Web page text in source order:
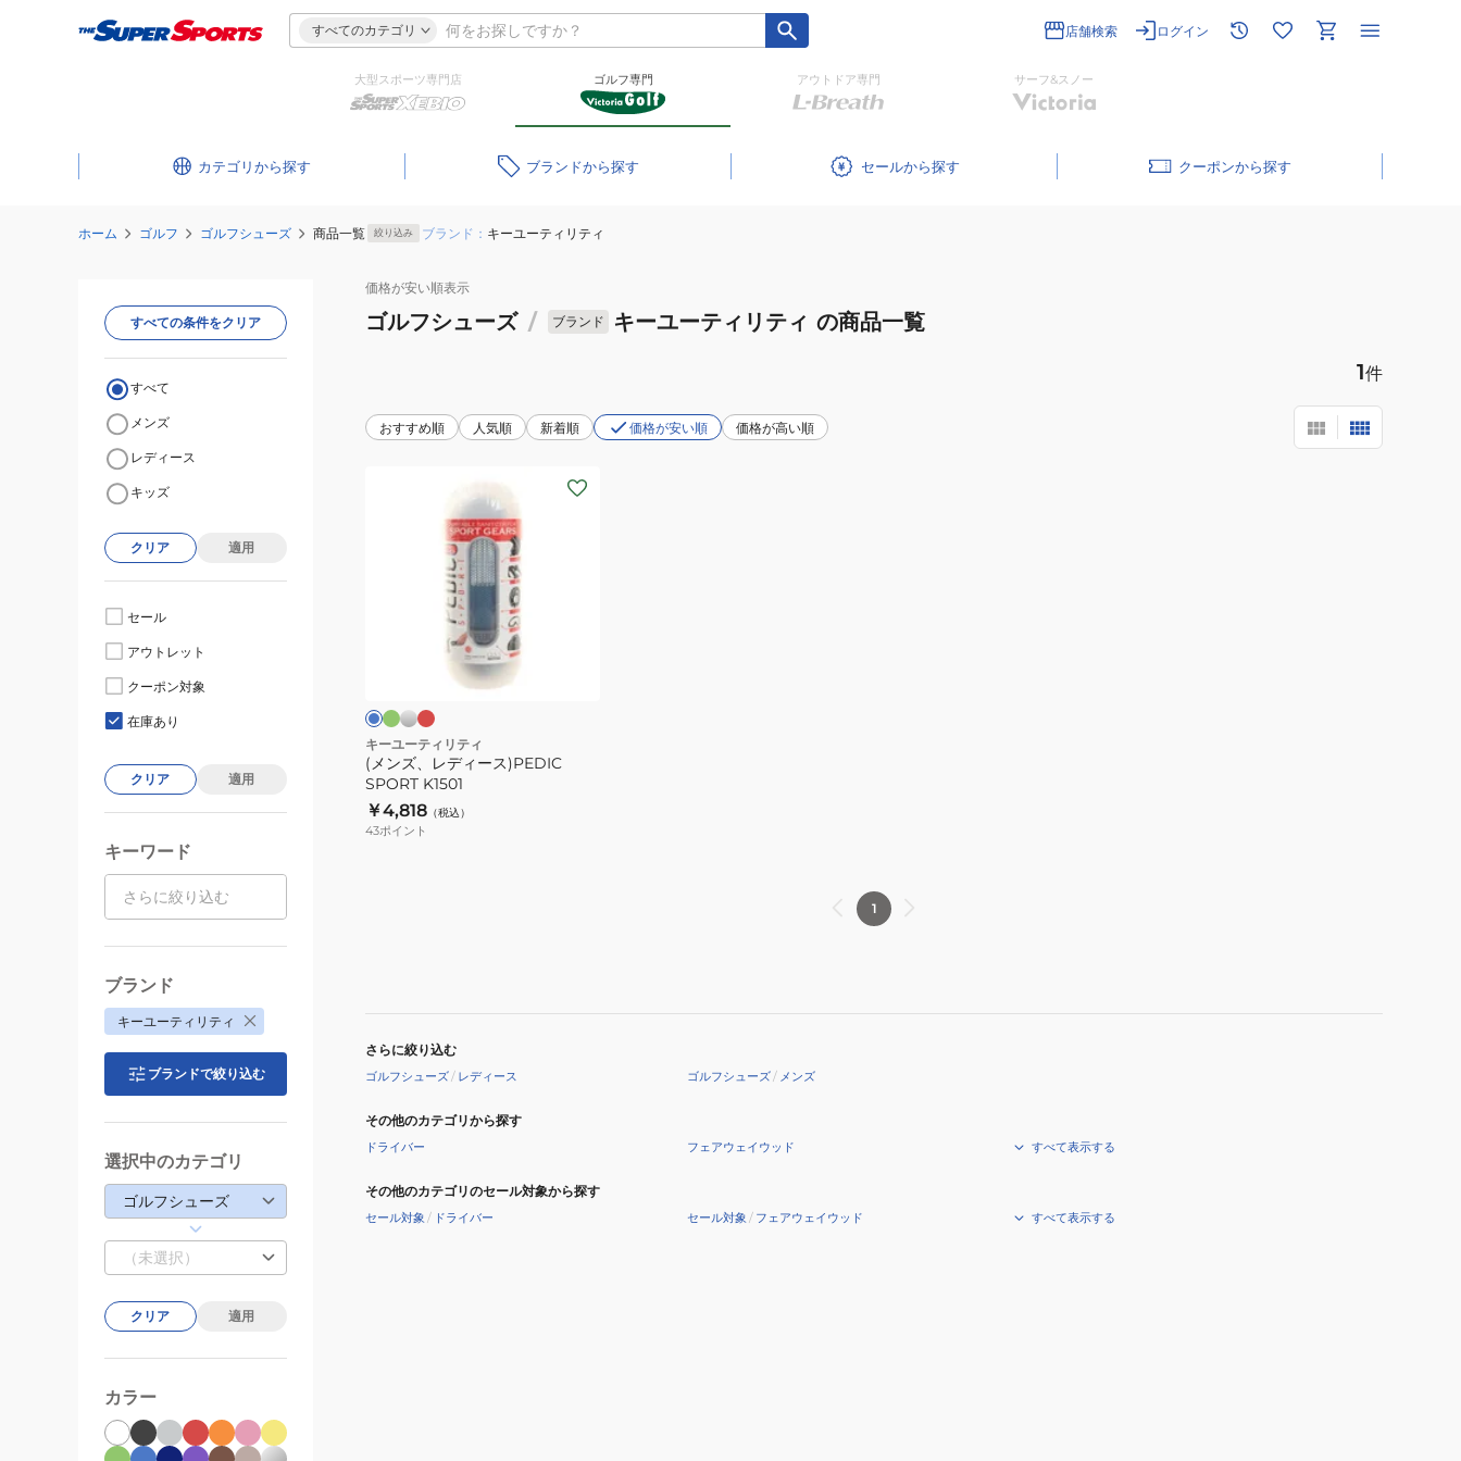
すべてのカテゴリ 店舗検索 ログイン
大型スポーツ専門店 ゴルフ専門 アウトドア専門 サーフ&スノー
カテゴリ ブランド セール クーポン
ホーム ゴルフ ゴルフシューズ 商品一覧 絞り込み ブランド： キーユーティリティ
価格が安い順表示
ゴルフシューズ / ブランド キーユーティリティ の商品一覧
1件
おすすめ順 人気順 新着順 価格が安い順 価格が高い順
K1501
キーユーティリティ
(メンズ、レディース)PEDIC
SPORT K1501
￥4,818 （税込）
43ポイント
1
さらに絞り込む
ゴルフシューズ/ レディース ゴルフシューズ/ メンズ
その他のカテゴリから探す
ドライバー フェアウェイウッド すべて表示する
その他のカテゴリのセール対象から探す
セール対象 / ドライバー セール対象 / フェアウェイウッド すべて表示する
すべての条件をクリア
すべて
メンズ
レディース
キッズ
クリア 適用
セール
アウトレット
クーポン対象
在庫あり
クリア 適用
キーワード
ブランド
キーユーティリティ
ブランドで絞り込む
選択中のカテゴリ
ゴルフシューズ
（未選択）
クリア 適用
カラー